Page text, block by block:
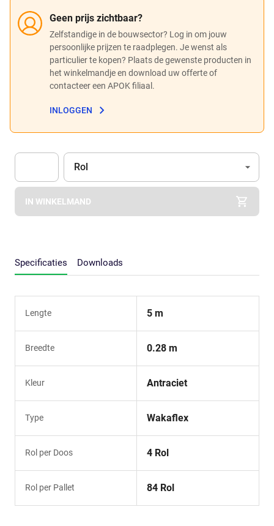
Geen prijs zichtbaar?
Zelfstandige in de bouwsector? Log in om jouw
persoonlijke prijzen te raadplegen. Je wenst als
particulier te kopen? Plaats de gewenste producten in
het winkelmandje en download uw offerte of
contacteer een APOK filiaal.
INLOGGEN
Apok.Product.Detail.AddToCart.Quantity (Optioneel)
Eenheid
Rol
IN WINKELMAND
Specificaties Downloads
Lengte 5 m
Breedte 0.28 m
Kleur Antraciet
Type Wakaflex
Rol per Doos 4 Rol
Rol per Pallet 84 Rol